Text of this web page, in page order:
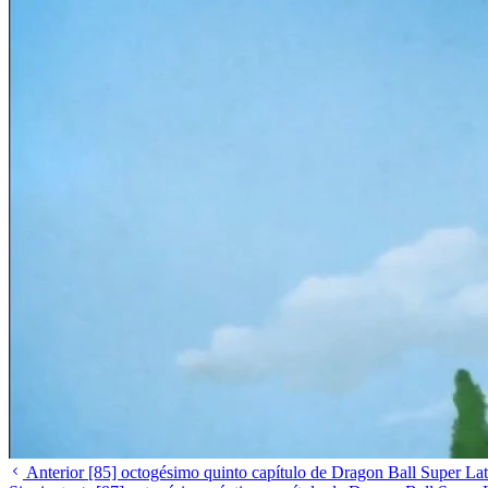
Anterior [85] octogésimo quinto capítulo de Dragon Ball Super